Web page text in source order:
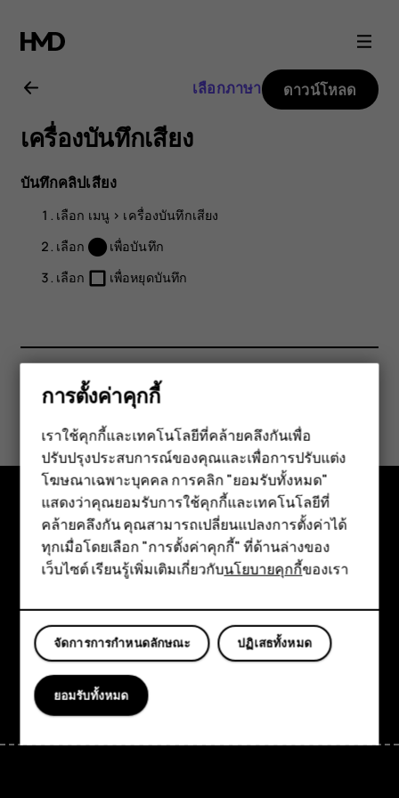
คู่มือ
ผู้
ใช้
Nokia
3310
3G
สมาร์ทโฟน
ฟีเจอร์โฟน
อุปกรณ์เสริม
แท็บเล็ต
เลือกภาษา ดาวน์โหลด
เครื่องบันทึกเสียง
บันทึกคลิปเสียง
เลือก เมนู > เครื่องบันทึกเสียง
เลือก
เพื่อบันทึก
เลือก
เพื่อหยุดบันทึก
ข้อมูลนี้มีประโยชน์กับคุณหรือไม่
ใช่ ไม่
สำรวจ
เกี่ยวกับ
Planet and people
การสนับสนุน
FacebookInstagram
Tiktok
การตั้งค่าคุกกี้
เราใช้คุกกี้และเทคโนโลยีที่คล้ายคลึงกันเพื่อ
ปรับปรุงประสบการณ์ของคุณและเพื่อการปรับแต่ง
โฆษณาเฉพาะบุคคล การคลิก "ยอมรับทั้งหมด"
แสดงว่าคุณยอมรับการใช้คุกกี้และเทคโนโลยีที่
คล้ายคลึงกัน คุณสามารถเปลี่ยนแปลงการตั้งค่าได้
ทุกเมื่อโดยเลือก "การตั้งค่าคุกกี้" ที่ด้านล่างของ
เว็บไซต์ เรียนรู้เพิ่มเติมเกี่ยวกับนโยบายคุกกี้ของเรา
ปฏิเสธทั้งหมด
จัดการการกำหนดลักษณะ
ยอมรับทั้งหมด